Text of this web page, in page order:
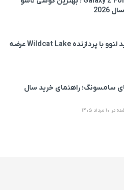
مینی‌پی‌سی جدید لنوو با پردازنده Wildcat Lake عرضه
سامسونگ؛ راهنمای خرید سال